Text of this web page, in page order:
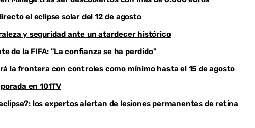
Youtube
el eclipse solar del 12 de agosto
y seguridad ante un atardecer histórico
de la FIFA: "La confianza se ha perdido"
la frontera con controles como mínimo hasta el 15 de agosto
en 101TV
los expertos alertan de lesiones permanentes de retina